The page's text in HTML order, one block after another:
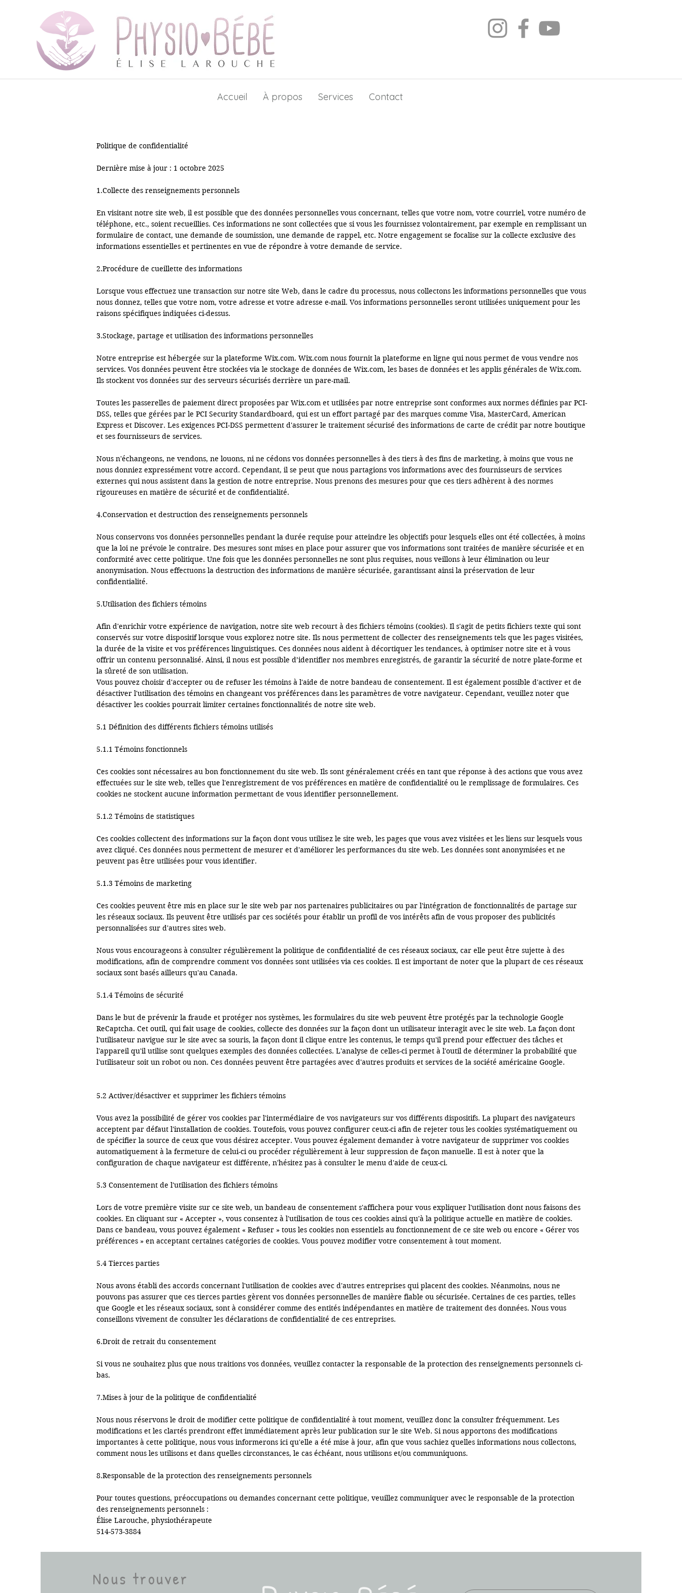
Accueil À propos Services Contact
Politique de confidentialité
Dernière mise à jour : 1 octobre 2025
1.Collecte des renseignements personnels
En visitant notre site web, il est possible que des données personnelles vous concernant, telles que votre nom, votre courriel, votre numéro de
téléphone, etc., soient recueillies. Ces informations ne sont collectées que si vous les fournissez volontairement, par exemple en remplissant un
formulaire de contact, une demande de soumission, une demande de rappel, etc. Notre engagement se focalise sur la collecte exclusive des
informations essentielles et pertinentes en vue de répondre à votre demande de service.
2.Procédure de cueillette des informations
Lorsque vous effectuez une transaction sur notre site Web, dans le cadre du processus, nous collectons les informations personnelles que vous
nous donnez, telles que votre nom, votre adresse et votre adresse e-mail. Vos informations personnelles seront utilisées uniquement pour les
raisons spécifiques indiquées ci-dessus.
3.Stockage, partage et utilisation des informations personnelles
Notre entreprise est hébergée sur la plateforme Wix.com. Wix.com nous fournit la plateforme en ligne qui nous permet de vous vendre nos
services. Vos données peuvent être stockées via le stockage de données de Wix.com, les bases de données et les applis générales de Wix.com.
Ils stockent vos données sur des serveurs sécurisés derrière un pare-mail.
Toutes les passerelles de paiement direct proposées par Wix.com et utilisées par notre entreprise sont conformes aux normes définies par PCI-
DSS, telles que gérées par le PCI Security Standardboard, qui est un effort partagé par des marques comme Visa, MasterCard, American
Express et Discover. Les exigences PCI-DSS permettent d'assurer le traitement sécurisé des informations de carte de crédit par notre boutique
et ses fournisseurs de services.
Nous n'échangeons, ne vendons, ne louons, ni ne cédons vos données personnelles à des tiers à des fins de marketing, à moins que vous ne
nous donniez expressément votre accord. Cependant, il se peut que nous partagions vos informations avec des fournisseurs de services
externes qui nous assistent dans la gestion de notre entreprise. Nous prenons des mesures pour que ces tiers adhèrent à des normes
rigoureuses en matière de sécurité et de confidentialité.
4.Conservation et destruction des renseignements personnels
Nous conservons vos données personnelles pendant la durée requise pour atteindre les objectifs pour lesquels elles ont été collectées, à moins
que la loi ne prévoie le contraire. Des mesures sont mises en place pour assurer que vos informations sont traitées de manière sécurisée et en
conformité avec cette politique. Une fois que les données personnelles ne sont plus requises, nous veillons à leur élimination ou leur
anonymisation. Nous effectuons la destruction des informations de manière sécurisée, garantissant ainsi la préservation de leur
confidentialité.
5.Utilisation des fichiers témoins
Afin d'enrichir votre expérience de navigation, notre site web recourt à des fichiers témoins (cookies). Il s'agit de petits fichiers texte qui sont
conservés sur votre dispositif lorsque vous explorez notre site. Ils nous permettent de collecter des renseignements tels que les pages visitées,
la durée de la visite et vos préférences linguistiques. Ces données nous aident à décortiquer les tendances, à optimiser notre site et à vous
offrir un contenu personnalisé. Ainsi, il nous est possible d’identifier nos membres enregistrés, de garantir la sécurité de notre plate-forme et
la sûreté de son utilisation.
Vous pouvez choisir d'accepter ou de refuser les témoins à l'aide de notre bandeau de consentement. Il est également possible d'activer et de
désactiver l'utilisation des témoins en changeant vos préférences dans les paramètres de votre navigateur. Cependant, veuillez noter que
désactiver les cookies pourrait limiter certaines fonctionnalités de notre site web.
5.1 Définition des différents fichiers témoins utilisés
5.1.1 Témoins fonctionnels
Ces cookies sont nécessaires au bon fonctionnement du site web. Ils sont généralement créés en tant que réponse à des actions que vous avez
effectuées sur le site web, telles que l'enregistrement de vos préférences en matière de confidentialité ou le remplissage de formulaires. Ces
cookies ne stockent aucune information permettant de vous identifier personnellement.
5.1.2 Témoins de statistiques
Ces cookies collectent des informations sur la façon dont vous utilisez le site web, les pages que vous avez visitées et les liens sur lesquels vous
avez cliqué. Ces données nous permettent de mesurer et d'améliorer les performances du site web. Les données sont anonymisées et ne
peuvent pas être utilisées pour vous identifier.
5.1.3 Témoins de marketing
Ces cookies peuvent être mis en place sur le site web par nos partenaires publicitaires ou par l'intégration de fonctionnalités de partage sur
les réseaux sociaux. Ils peuvent être utilisés par ces sociétés pour établir un profil de vos intérêts afin de vous proposer des publicités
personnalisées sur d'autres sites web.
Nous vous encourageons à consulter régulièrement la politique de confidentialité de ces réseaux sociaux, car elle peut être sujette à des
modifications, afin de comprendre comment vos données sont utilisées via ces cookies. Il est important de noter que la plupart de ces réseaux
sociaux sont basés ailleurs qu'au Canada.
5.1.4 Témoins de sécurité
Dans le but de prévenir la fraude et protéger nos systèmes, les formulaires du site web peuvent être protégés par la technologie Google
ReCaptcha. Cet outil, qui fait usage de cookies, collecte des données sur la façon dont un utilisateur interagit avec le site web. La façon dont
l'utilisateur navigue sur le site avec sa souris, la façon dont il clique entre les contenus, le temps qu'il prend pour effectuer des tâches et
l'appareil qu'il utilise sont quelques exemples des données collectées. L'analyse de celles-ci permet à l'outil de déterminer la probabilité que
l'utilisateur soit un robot ou non. Ces données peuvent être partagées avec d'autres produits et services de la société américaine Google.
5.2 Activer/désactiver et supprimer les fichiers témoins
Vous avez la possibilité de gérer vos cookies par l'intermédiaire de vos navigateurs sur vos différents dispositifs. La plupart des navigateurs
acceptent par défaut l'installation de cookies. Toutefois, vous pouvez configurer ceux-ci afin de rejeter tous les cookies systématiquement ou
de spécifier la source de ceux que vous désirez accepter. Vous pouvez également demander à votre navigateur de supprimer vos cookies
automatiquement à la fermeture de celui-ci ou procéder régulièrement à leur suppression de façon manuelle. Il est à noter que la
configuration de chaque navigateur est différente, n'hésitez pas à consulter le menu d'aide de ceux-ci.
5.3 Consentement de l'utilisation des fichiers témoins
Lors de votre première visite sur ce site web, un bandeau de consentement s'affichera pour vous expliquer l'utilisation dont nous faisons des
cookies. En cliquant sur « Accepter », vous consentez à l'utilisation de tous ces cookies ainsi qu'à la politique actuelle en matière de cookies.
Dans ce bandeau, vous pouvez également « Refuser » tous les cookies non essentiels au fonctionnement de ce site web ou encore « Gérer vos
préférences » en acceptant certaines catégories de cookies. Vous pouvez modifier votre consentement à tout moment.
5.4 Tierces parties
Nous avons établi des accords concernant l'utilisation de cookies avec d'autres entreprises qui placent des cookies. Néanmoins, nous ne
pouvons pas assurer que ces tierces parties gèrent vos données personnelles de manière fiable ou sécurisée. Certaines de ces parties, telles
que Google et les réseaux sociaux, sont à considérer comme des entités indépendantes en matière de traitement des données. Nous vous
conseillons vivement de consulter les déclarations de confidentialité de ces entreprises.
6.Droit de retrait du consentement
Si vous ne souhaitez plus que nous traitions vos données, veuillez contacter la responsable de la protection des renseignements personnels ci-
bas.
7.Mises à jour de la politique de confidentialité
Nous nous réservons le droit de modifier cette politique de confidentialité à tout moment, veuillez donc la consulter fréquemment. Les
modifications et les clartés prendront effet immédiatement après leur publication sur le site Web. Si nous apportons des modifications
importantes à cette politique, nous vous informerons ici qu'elle a été mise à jour, afin que vous sachiez quelles informations nous collectons,
comment nous les utilisons et dans quelles circonstances, le cas échéant, nous utilisons et/ou communiquons.
8.Responsable de la protection des renseignements personnels
Pour toutes questions, préoccupations ou demandes concernant cette politique, veuillez communiquer avec le responsable de la protection
des renseignements personnels :
Élise Larouche, physiothérapeute
514-573-3884
Nous trouver